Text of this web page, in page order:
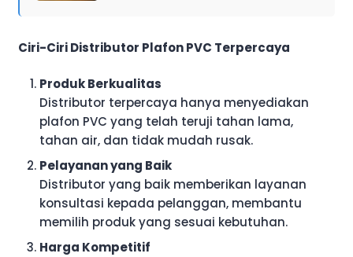
Ciri-Ciri Distributor Plafon PVC Terpercaya
Produk Berkualitas
Distributor terpercaya hanya menyediakan
plafon PVC yang telah teruji tahan lama,
tahan air, dan tidak mudah rusak.
Pelayanan yang Baik
Distributor yang baik memberikan layanan
konsultasi kepada pelanggan, membantu
memilih produk yang sesuai kebutuhan.
Harga Kompetitif